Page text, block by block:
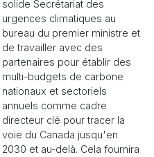
solide Secrétariat des
urgences climatiques au
bureau du premier ministre et
de travailler avec des
partenaires pour établir des
multi-budgets de carbone
nationaux et sectoriels
annuels comme cadre
directeur clé pour tracer la
voie du Canada jusqu'en
2030 et au-delà. Cela fournira